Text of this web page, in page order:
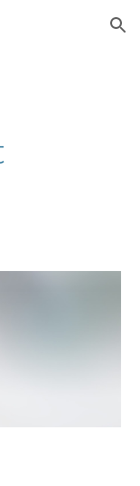
Skip to navigation